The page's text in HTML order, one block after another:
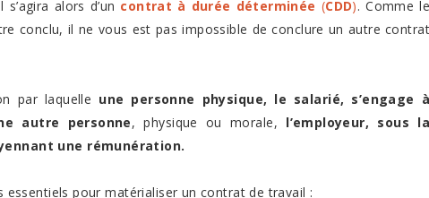
alors d’un contrat à durée déterminée (CDD). Comme le
conclu, il ne vous est pas impossible de conclure un autre contrat
par laquelle une personne physique, le salarié, s’engage à
autre personne, physique ou morale, l’employeur, sous la
une rémunération.
pour matérialiser un contrat de travail :